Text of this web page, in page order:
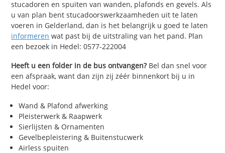
stucadoren en spuiten van wanden, plafonds en gevels. Als
u van plan bent stucadoorswerkzaamheden uit te laten
voeren in Gelderland, dan is het belangrijk u goed te laten
informeren wat past bij de uitstraling van het pand. Plan
een bezoek in Hedel: 0577-222004
Heeft u een folder in de bus ontvangen?Bel dan snel voor
een afspraak, want dan zijn zij zéér binnenkort bij u in
Hedel voor:
Wand & Plafond afwerking
Pleisterwerk & Raapwerk
Sierlijsten & Ornamenten
Gevelbepleistering & Buitenstucwerk
Airless spuiten